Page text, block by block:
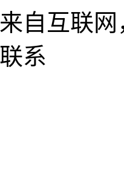
自互联
系